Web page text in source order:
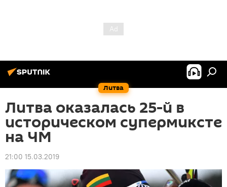
Литва
Литва оказалась 25-й в
историческом супермиксте
на ЧМ
21:00 15.03.2019